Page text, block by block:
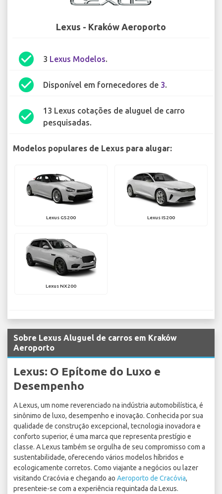
Lexus - Kraków Aeroporto
check_circle 3 Lexus Modelos.
check_circle Disponível em fornecedores de 3.
check_circle
13 Lexus cotações de aluguel de carro
pesquisadas.
Modelos populares de Lexus para alugar:
Lexus GS200 Lexus IS200
Lexus NX200
Sobre Lexus Aluguel de carros em Kraków
Aeroporto
Lexus: O Epítome do Luxo e
Desempenho
A Lexus, um nome reverenciado na indústria automobilística, é
sinônimo de luxo, desempenho e inovação. Conhecida por sua
qualidade de construção excepcional, tecnologia inovadora e
conforto superior, é uma marca que representa prestígio e
classe. A Lexus também se orgulha de seu compromisso com a
sustentabilidade, oferecendo vários modelos híbridos e
ecologicamente corretos. Como viajante a negócios ou lazer
visitando Cracóvia e chegando ao Aeroporto de Cracóvia,
presenteie-se com a experiência requintada da Lexus.